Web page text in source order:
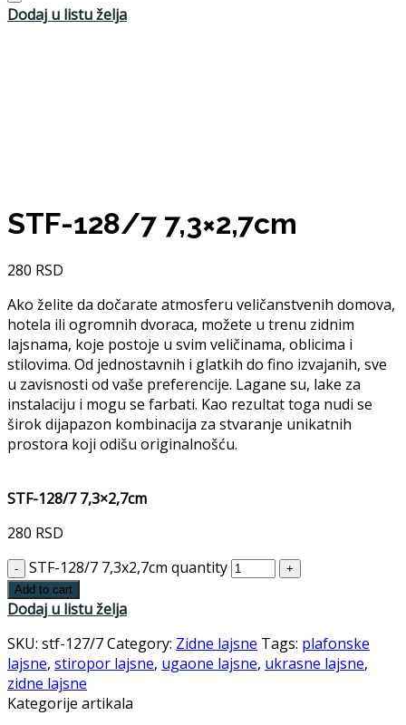
Dodaj u listu želja
STF-128/7 7,3×2,7cm
280 RSD
Ako želite da dočarate atmosferu veličanstvenih domova,
hotela ili ogromnih dvoraca, možete u trenu zidnim
lajsnama, koje postoje u svim veličinama, oblicima i
stilovima. Od jednostavnih i glatkih do fino izvajanih, sve
u zavisnosti od vaše preferencije. Lagane su, lake za
instalaciju i mogu se farbati. Kao rezultat toga nudi se
širok dijapazon kombinacija za stvaranje unikatnih
prostora koji odišu originalnošću.
STF-128/7 7,3×2,7cm
280 RSD
STF-128/7 7,3x2,7cm quantity
Add to cart
Dodaj u listu želja
SKU: stf-127/7Category: Zidne lajsne Tags: plafonske
lajsne, stiropor lajsne, ugaone lajsne, ukrasne lajsne,
zidne lajsne
Kategorije artikala